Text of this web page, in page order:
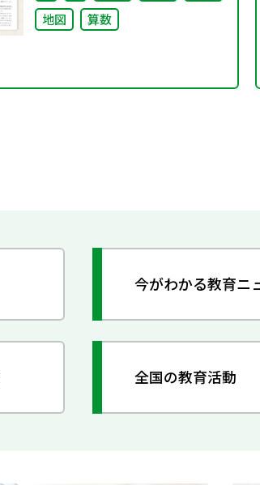
地図
算数
今がわかる教育ニ
全国の教育活動